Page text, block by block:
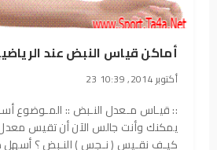
أماكن قياس النبض عند
23 أكتوبر 2014, 10:39
:: قيـاس مـعدل النـبض :: المـوضوع
يمكنك وأنت جالس الآن أن تقيس
كيـف نقـيس ( نـجس ) النـبض ؟ أسهل